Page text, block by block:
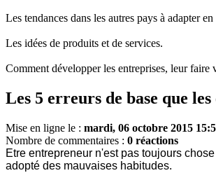
Les tendances dans les autres pays à adapter en
Les idées de produits et de services.
Comment développer les entreprises, leur faire
Les 5 erreurs de base que
Mise en ligne le : mardi, 06 octobre 2015
Nombre de commentaires : 0 réactions
Etre entrepreneur n'est pas toujours
adopté des mauvaises habitudes.